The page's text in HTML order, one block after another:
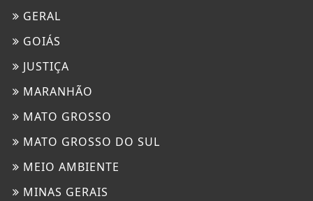
GERAL
GOIÁS
JUSTIÇA
MARANHÃO
MATO GROSSO
MATO GROSSO DO SUL
MEIO AMBIENTE
MINAS GERAIS